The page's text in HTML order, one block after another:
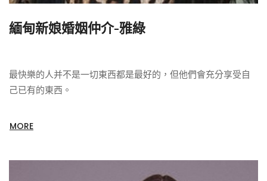
緬甸新娘婚姻仲介-雅綠
最快樂的人并不是一切東西都是最好的，但他們會充分享受自
己已有的東西。
MORE